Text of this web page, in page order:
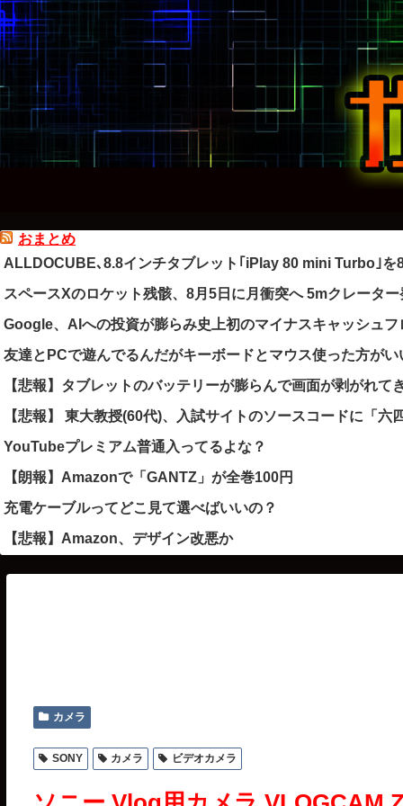
おまとめ
ALLDOCUBE､8.8インチタブレット｢iPlay 80 mini Turbo｣を
スペースXのロケット残骸、8月5日に月衝突へ 5mクレータ
Google、AIへの投資が膨らみ史上初のマイナスキャッシュフ
友達とPCで遊んでるんだがキーボードとマウス使った方が
【悲報】タブレットのバッテリーが膨らんで画面が剥がれて
【悲報】 東大教授(60代)、入試サイトのソースコードに「
YouTubeプレミアム普通入ってるよな？
【朗報】Amazonで「GANTZ」が全巻100円
充電ケーブルってどこ見て選べばいいの？
【悲報】Amazon、デザイン改悪か
カメラ
SONY カメラ ビデオカメラ